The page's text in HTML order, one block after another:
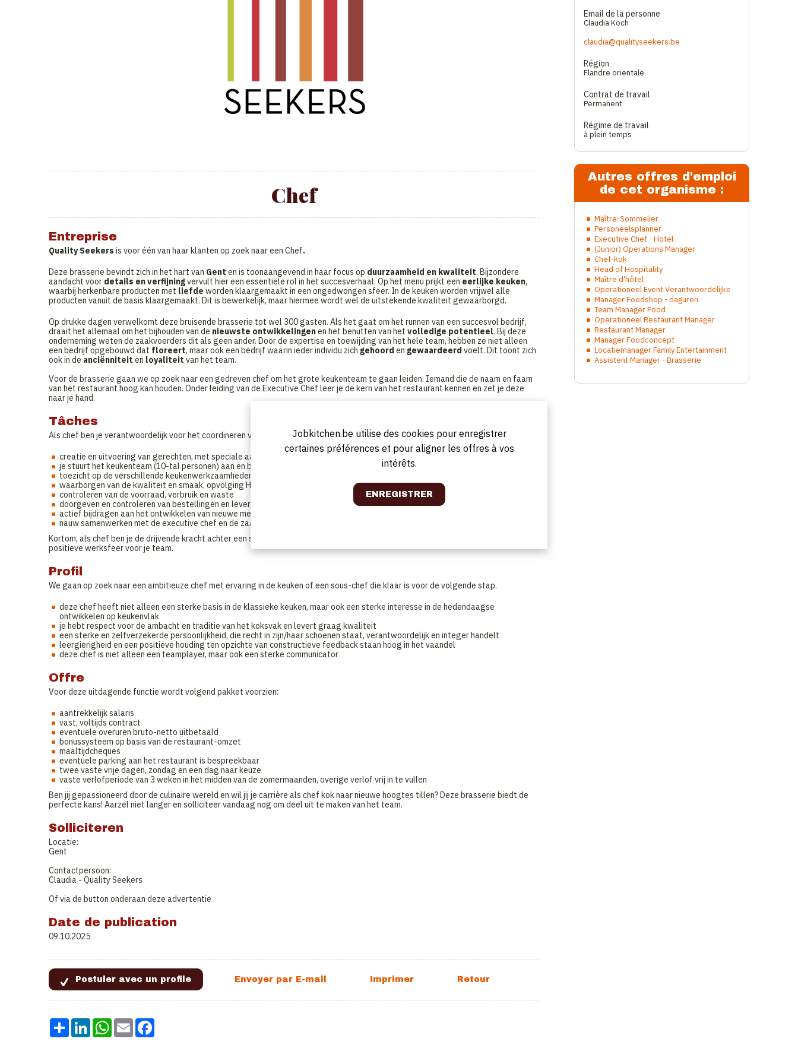
Chef
Entreprise
Quality Seekers is voor één van haar klanten op zoek naar een Chef.
Deze brasserie bevindt zich in het hart van Gent en is toonaangevend in haar focus op duurzaamheid en kwaliteit. Bijzondere
aandacht voor details en verfijningvervult hier een essentiële rol in het succesverhaal. Op het menu prijkt een eerlijke keuken,
waarbij herkenbare producten met liefde worden klaargemaakt in een ongedwongen sfeer. In de keuken worden vrijwel alle
producten vanuit de basis klaargemaakt. Dit is bewerkelijk, maar hiermee wordt wel de uitstekende kwaliteit gewaarborgd.
Op drukke dagen verwelkomt deze bruisende brasserie tot wel 300 gasten. Als het gaat om het runnen van een succesvol bedrijf,
draait het allemaal om het bijhouden van de nieuwste ontwikkelingenen het benutten van het volledige potentieel. Bij deze
onderneming weten de zaakvoerders dit als geen ander. Door de expertise en toewijding van het hele team, hebben ze niet alleen
een bedrijf opgebouwd dat floreert, maar ook een bedrijf waarin ieder individu zich gehoord en gewaardeerd voelt. Dit toont zich
ook in de anciënniteit en loyaliteit van het team.
Voor de brasserie gaan we op zoek naar een gedreven chef om het grote keukenteam te gaan leiden. Iemand die de naam en faam
van het restaurant hoog kan houden. Onder leiding van de Executive Chef leer je de kern van het restaurant kennen en zet je deze
naar je hand.
Tâches
Als chef ben je verantwoordelijk voor het coördineren van alle keukenactiviteiten:
creatie en uitvoering van gerechten, met speciale aandacht voor zowel presentatie als smaak
je stuurt het keukenteam (10-tal personen) aan en begeleidt hen in hun ontwikkeling
toezicht op de verschillende keukenwerkzaamheden, zoals mise-en-place, bereidingen, bewaring en schoonmaak
waarborgen van de kwaliteit en smaak, opvolging HACCP-normen
controleren van de voorraad, verbruik en waste
doorgeven en controleren van bestellingen en leveringen
actief bijdragen aan het ontwikkelen van nieuwe menu's en gerechten
nauw samenwerken met de executive chef en de zaakvoerders
Kortom, als chef ben je de drijvende kracht achter een succesvolle keuken, waarbij je zorgt voor een optimale klantervaring en een
positieve werksfeer voor je team.
Profil
We gaan op zoek naar een ambitieuze chef met ervaring in de keuken of een sous-chef die klaar is voor de volgende stap.
deze chef heeft niet alleen een sterke basis in de klassieke keuken, maar ook een sterke interesse in de hedendaagse
ontwikkelen op keukenvlak
je hebt respect voor de ambacht en traditie van het koksvak en levert graag kwaliteit
een sterke en zelfverzekerde persoonlijkheid, die recht in zijn/haar schoenen staat, verantwoordelijk en integer handelt
leergierigheid en een positieve houding ten opzichte van constructieve feedback staan hoog in het vaandel
deze chef is niet alleen een teamplayer, maar ook een sterke communicator
Offre
Voor deze uitdagende functie wordt volgend pakket voorzien:
aantrekkelijk salaris
vast, voltijds contract
eventuele overuren bruto-netto uitbetaald
bonussysteem op basis van de restaurant-omzet
maaltijdcheques
eventuele parking aan het restaurant is bespreekbaar
twee vaste vrije dagen, zondag en een dag naar keuze
vaste verlofperiode van 3 weken in het midden van de zomermaanden, overige verlof vrij in te vullen
Ben jij gepassioneerd door de culinaire wereld en wil jij je carrière als chef kok naar nieuwe hoogtes tillen? Deze brasserie biedt de
perfecte kans! Aarzel niet langer en solliciteer vandaag nog om deel uit te maken van het team.
Solliciteren
Locatie:
Gent
Contactpersoon:
Claudia - Quality Seekers
Of via de button onderaan deze advertentie
Date de publication
09.10.2025
Share LinkedInWhatsApp
Email
Email de la personne
Claudia Koch
claudia@qualityseekers.be
Région
Flandre orientale
Contrat de travail
Permanent
Régime de travail
à plein temps
Autres offres d'emploi
de cet organisme :
Maître-Sommelier
Personeelsplanner
Executive Chef - Hotel
(Junior) Operations Manager
Chef-kok
Head of Hospitality
Maître d'hôtel
Operationeel Event Verantwoordelijke
Manager Foodshop - daguren
Team Manager Food
Operationeel Restaurant Manager
Restaurant Manager
Manager Foodconcept
Locatiemanager Family Entertainment
Assistent Manager - Brasserie
Jobkitchen.be utilise des cookies pour enregistrer
certaines préférences et pour aligner les offres à vos
intérêts.